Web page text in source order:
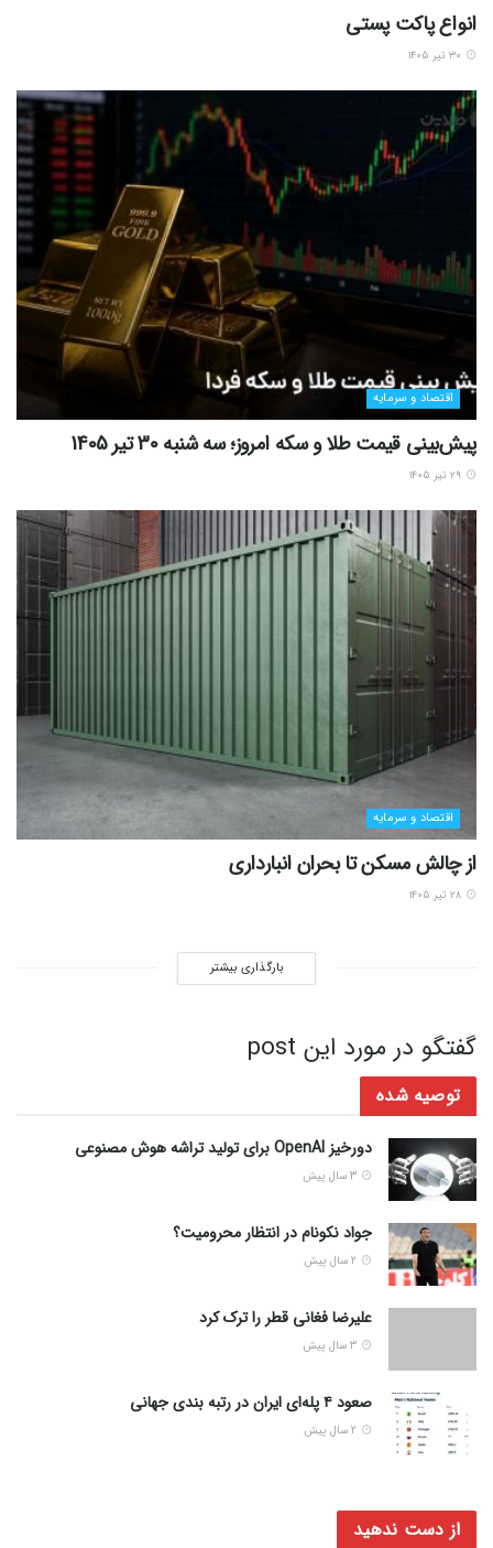
انواع پاکت پستی
اقتصاد و سرمایه
پیش‌بینی قیمت طلا و سکه امروز؛ سه شنبه 30 تیر 1405
اقتصاد و سرمایه
از چالش مسکن تا بحران انبارداری
بارگذاری بیشتر
گفتگو در مورد این post
توصیه شده
دورخیز OpenAI برای تولید تراشه‌ هوش مصنوعی
جواد نکونام در انتظار محرومیت؟
علیرضا فغانی قطر را ترک کرد
صعود ۴ پله‌ای ایران در رتبه بندی جهانی
از دست ندهید